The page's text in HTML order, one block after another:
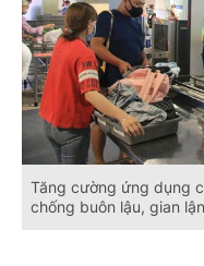
Tăng cường ứng dụng
chống buôn lậu, gian